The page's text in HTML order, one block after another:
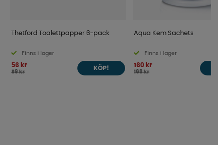
Thetford Toalettpapper 6-pack
Finns i lager
56 kr
59 kr
KÖP!
Aqua Kem Sachets
Finns i lager
160 kr
168 kr